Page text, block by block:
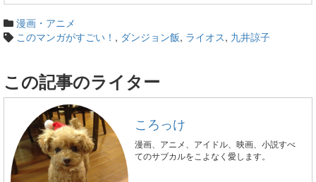
漫画・アニメ
このマンガがすごい！ , ダンジョン飯, ライオス, 九井諒子
この記事のライター
ころっけ
漫画、アニメ、アイドル、映画、小説すべ
てのサブカルをこよなく愛します。